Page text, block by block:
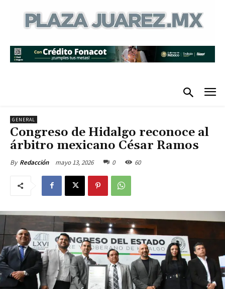
GENERAL
Congreso de Hidalgo reconoce al
árbitro mexicano César Ramos
By Redacción mayo 13, 2026 0 60